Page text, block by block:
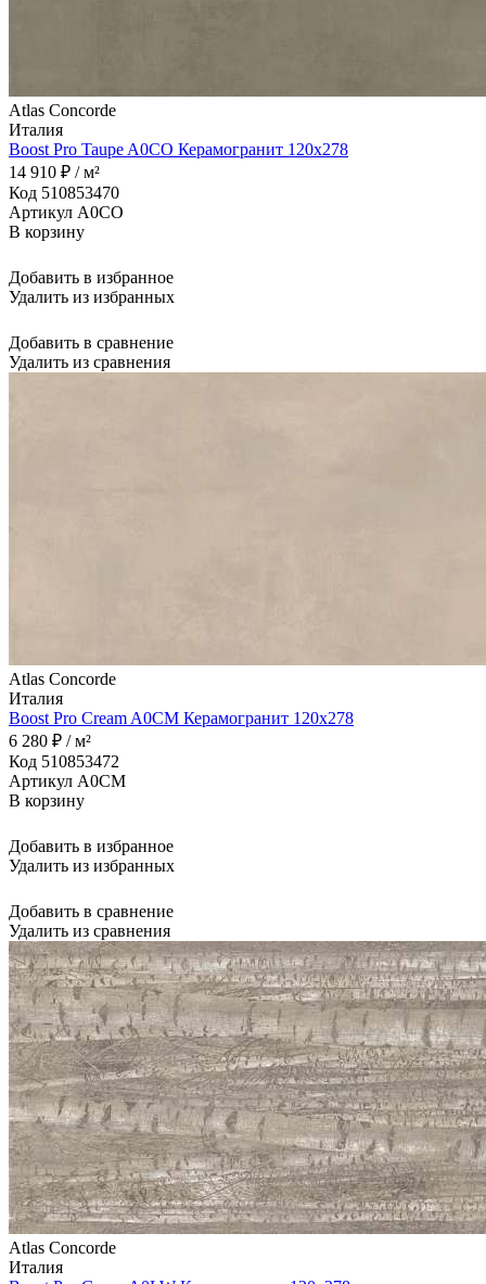
Atlas Concorde
Италия
Boost Pro Taupe A0CO Керамогранит 120x278
14 910 ₽ / м²
Код 510853470
Артикул A0CO
В корзину
Добавить в избранное
Удалить из избранных
Добавить в сравнение
Удалить из сравнения
Atlas Concorde
Италия
Boost Pro Cream A0CM Керамогранит 120x278
6 280 ₽ / м²
Код 510853472
Артикул A0CM
В корзину
Добавить в избранное
Удалить из избранных
Добавить в сравнение
Удалить из сравнения
Atlas Concorde
Италия